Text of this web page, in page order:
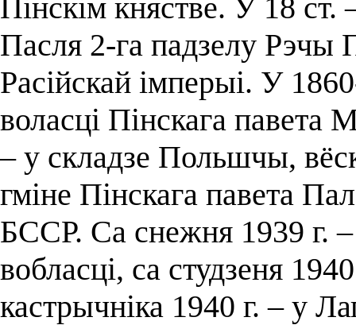
Пінскім княстве. У 18 ст.
Пасля 2-га падзелу Рэчы
Расійскай імперыі. У
воласці Пінскага павета
– у складзе Польшчы,
гміне Пінскага павета
БССР. Са снежня 1939 г.
вобласці, са студзеня
кастрычніка 1940 г. – у